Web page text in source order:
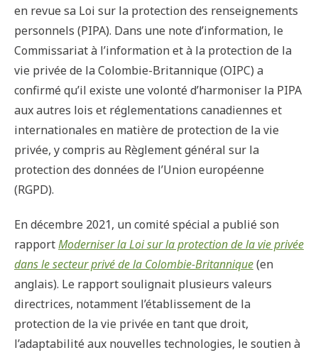
en revue sa Loi sur la protection des renseignements
personnels (PIPA). Dans une note d’information, le
Commissariat à l’information et à la protection de la
vie privée de la Colombie-Britannique (OIPC) a
confirmé qu’il existe une volonté d’harmoniser la PIPA
aux autres lois et réglementations canadiennes et
internationales en matière de protection de la vie
privée, y compris au Règlement général sur la
protection des données de l’Union européenne
(RGPD).
En décembre 2021, un comité spécial a publié son
rapportModerniser la Loi sur la protection de la vie privée
dans le secteur privé de la Colombie-Britannique(en
anglais). Le rapport soulignait plusieurs valeurs
directrices, notamment l’établissement de la
protection de la vie privée en tant que droit,
l’adaptabilité aux nouvelles technologies, le soutien à